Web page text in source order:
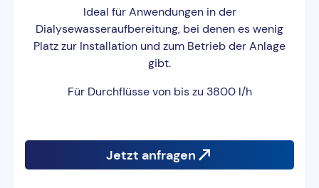
Ideal für Anwendungen in der
Dialysewasseraufbereitung, bei denen es wenig
Platz zur Installation und zum Betrieb der Anlage
gibt.
Für Durchflüsse von bis zu 3800 l/h
Jetzt anfragen